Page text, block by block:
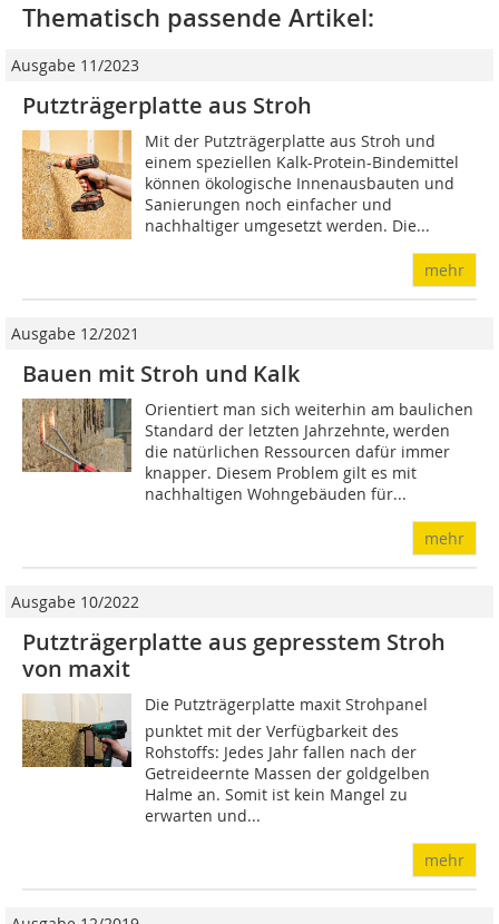
Thematisch passende Artikel:
Ausgabe 11/2023
Putzträgerplatte aus Stroh
Mit der Putzträgerplatte aus Stroh und
einem speziellen Kalk-Protein-Binde­mittel
können ökologische Innenausbauten und
Sanierungen noch einfacher und
nachhaltiger umgesetzt werden. Die...
mehr
Ausgabe 12/2021
Bauen mit Stroh und Kalk
Orientiert man sich weiterhin am baulichen
Standard der letzten Jahrzehnte, werden
die natürlichen Ressourcen dafür immer
knapper. Diesem Problem gilt es mit
nachhaltigen Wohn­gebäuden für...
mehr
Ausgabe 10/2022
Putzträgerplatte aus gepresstem Stroh
von maxit
Die Putzträgerplatte maxit Strohpanel
punktet mit der Verfügbarkeit des
Rohstoffs: Jedes Jahr fallen nach der
Getreideernte Massen der goldgelben
Halme an. Somit ist kein Mangel zu
erwarten und...
mehr